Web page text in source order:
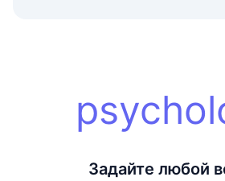
Задайте любой